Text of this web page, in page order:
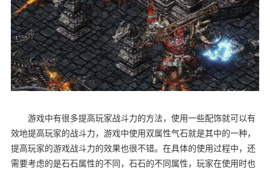
游戏中有很多提高玩家战斗力的方法，使用一些配饰就可以有
效地提高玩家的战斗力，游戏中使用双属性气石就是其中的一种，
提高玩家的游戏战斗力的效果也很不错。在具体的使用过程中，还
需要考虑的是石石属性的不同，石石的不同属性，玩家在使用时也